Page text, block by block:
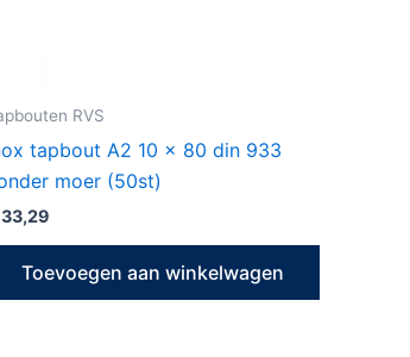
RVS
tapbout A2 10 x 80 din 933
moer (50st)
33,29
Toevoegen aan winkelwagen